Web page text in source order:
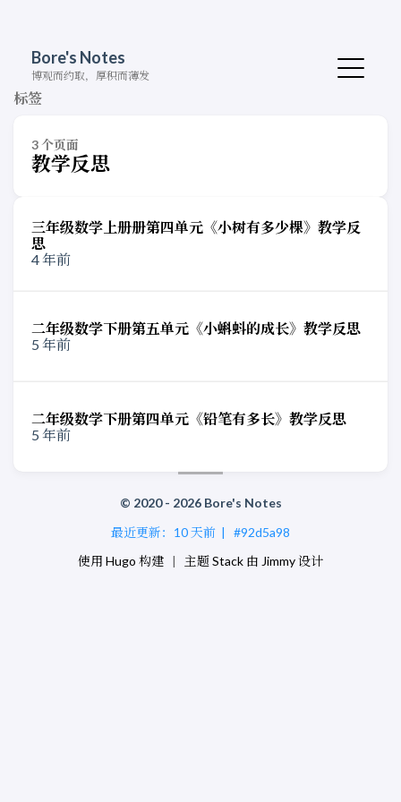
Bore's Notes
博观而约取，厚积而薄发
标签
3 个页面
教学反思
三年级数学上册册第四单元《小树有多少棵》教学反
思
4 年前
二年级数学下册第五单元《小蝌蚪的成长》教学反思
5 年前
二年级数学下册第四单元《铅笔有多长》教学反思
5 年前
© 2020 - 2026 Bore's Notes
最近更新： 10 天前 |
#92d5a98
使用 Hugo 构建 | 主题Stack 由 Jimmy设计